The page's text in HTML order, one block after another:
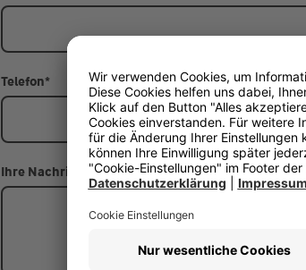
Telefon*
Ihre Nachricht